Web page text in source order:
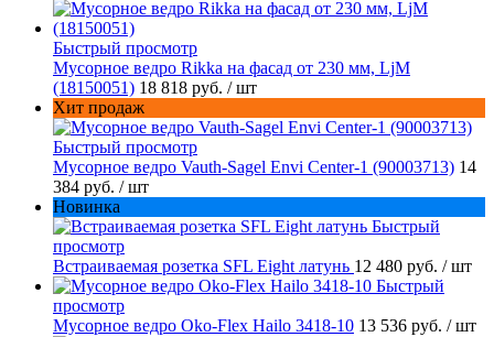
Быстрый просмотр
Мусорное ведро Rikka на фасад от 230 мм, LjM
(18150051) 18 818 руб. / шт
Хит продаж
Быстрый просмотр
Мусорное ведро Vauth-Sagel Envi Center-1 (90003713) 14
384 руб. / шт
Новинка
Быстрый
просмотр
Встраиваемая розетка SFL Eight латунь 12 480 руб. / шт
Быстрый
просмотр
Мусорное ведро Oko-Flex Hailo 3418-10 13 536 руб. / шт